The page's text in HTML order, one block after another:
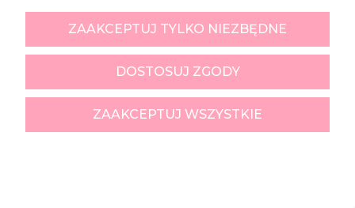
ZAAKCEPTUJ TYLKO NIEZBĘDNE
DOSTOSUJ ZGODY
ZAAKCEPTUJ WSZYSTKIE